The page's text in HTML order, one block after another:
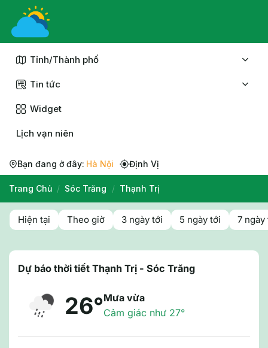
Chuyển
nội
Tỉnh/Thành phố
Tin tức
Widget
Lịch vạn niên
Bạn đang ở đây: Hà Nội Định Vị
Trang Chủ / Sóc Trăng / Thạnh Trị
Hiện tại Theo giờ 3 ngày tới 5 ngày tới 7 ngày
Dự báo thời tiết Thạnh Trị - Sóc Trăng
26°Mưa vừa
Cảm giác như 27°